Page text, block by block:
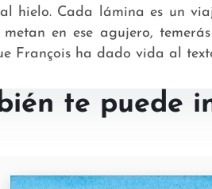
hielo. Cada lámina es un
en ese agujero,
François ha dado vida al
te puede